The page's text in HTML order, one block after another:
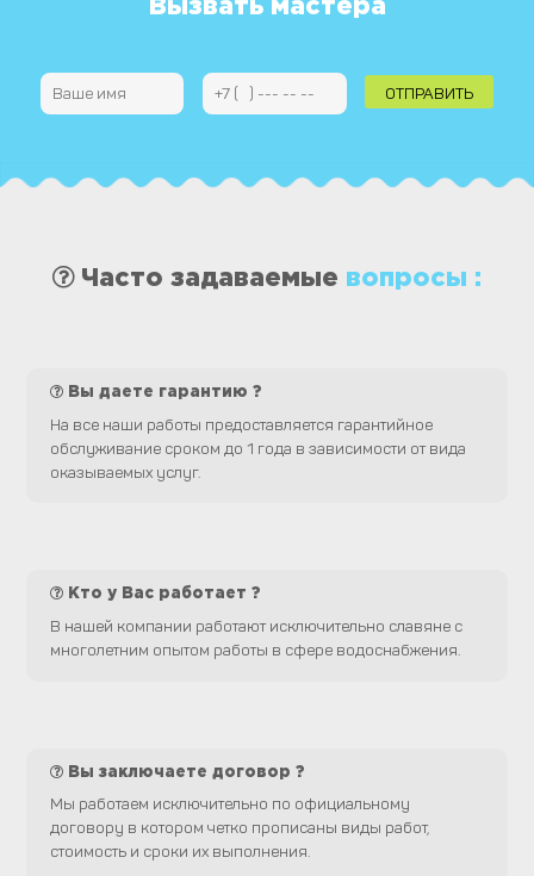
Вызвать мастера
Часто задаваемые вопросы :
Вы даете гарантию ?
На все наши работы предоставляется гарантийное
обслуживание сроком до 1 года в зависимости от вида
оказываемых услуг.
Кто у Вас работает ?
В нашей компании работают исключительно славяне с
многолетним опытом работы в сфере водоснабжения.
Вы заключаете договор ?
Мы работаем исключительно по официальному
договору в котором четко прописаны виды работ,
стоимость и сроки их выполнения.